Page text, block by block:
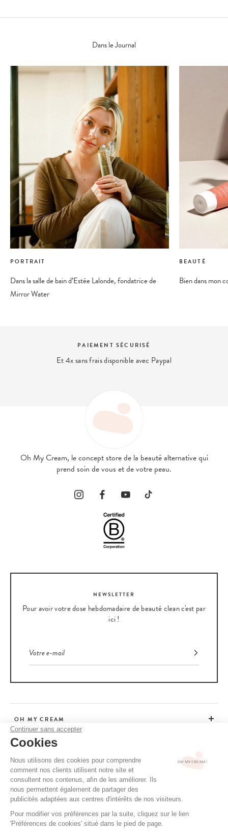
Continuer sans accepter
Cookies
Nous utilisons des cookies pour comprendre
comment nos clients utilisent notre site et
consultent nos contenus, afin de les améliorer. Ils
nous permettent également de partager des
publicités adaptées aux centres d'intérêts de nos visiteurs.
Pour modifier vos préférences par la suite, cliquez sur le lien
'Préférences de cookies' situé dans le pied de page.
Dans le Journal
PORTRAIT
Dans la salle de bain d’Estée Lalonde, fondatrice de
Mirror Water
BEAUTÉ
Bien dans mon
PAIEMENT SÉCURISÉ
Et 4x sans frais disponible avec Paypal
Oh My Cream, le concept store de la beauté alternative qui
prend soin de vous et de votre peau.
NEWSLETTER
Pour avoir votre dose hebdomadaire de beauté clean c'est par
ici !
OH MY CREAM
SERVICE CLIENT
CONSEILS
CGV / CGU